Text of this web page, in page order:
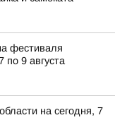
фестиваля
по 9 августа
на сегодня, 7